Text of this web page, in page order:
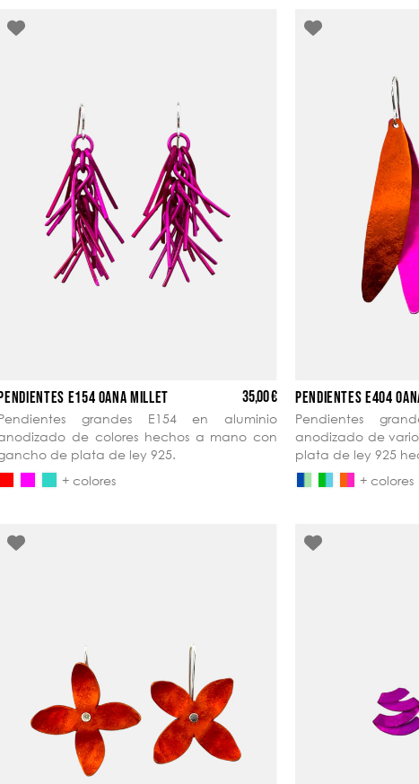
E154 OANA MILLET 35,00 €
grandes E154 en aluminio
de colores hechos a mano con
de plata de ley 925.
+ colores
PENDIENTES E404
Pendientes
anodizado de
plata de ley 925
+ colores